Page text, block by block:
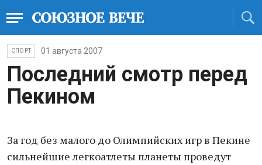
СПОРТ 01 августа 2007
Последний смотр перед
Пекином
За год без малого до Олимпийских игр в Пекине
сильнейшие легкоатлеты планеты проведут